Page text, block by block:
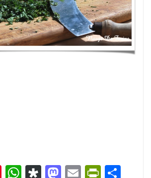
Pinterest
WhatsApp
Diaspora
Mastodon
Email